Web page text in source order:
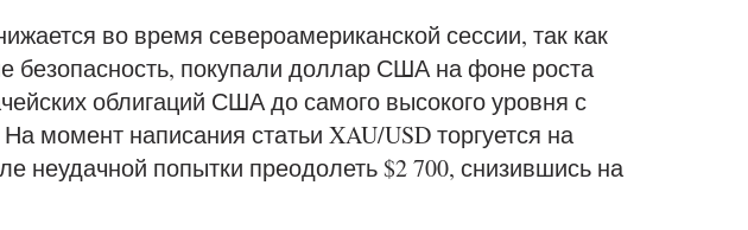
во время североамериканской сессии, так как
безопасность, покупали доллар США на фоне роста
облигаций США до самого высокого уровня с
момент написания статьи XAU/USD торгуется на
неудачной попытки преодолеть $2 700, снизившись на